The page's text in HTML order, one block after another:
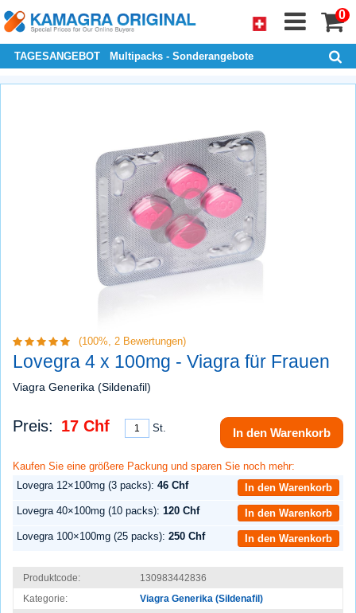
0
TAGESANGEBOT Multipacks - Sonderangebote
(100%, 2 Bewertungen)
Lovegra 4 x 100mg - Viagra für Frauen
Viagra Generika (Sildenafil)
Preis: 17 Chf St. In den Warenkorb
Kaufen Sie eine größere Packung und sparen Sie noch mehr:
Lovegra 12×100mg (3 packs): 46 Chf
In den Warenkorb
Lovegra 40×100mg (10 packs): 120 Chf
In den Warenkorb
Lovegra 100×100mg (25 packs): 250 Chf In den Warenkorb
Produktcode:
130983442836
Kategorie:
Viagra Generika (Sildenafil)